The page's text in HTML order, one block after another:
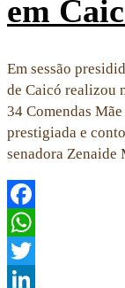
em
Em sessão
de Caicó realizou
34 Comendas
prestigiada e
senadora
Facebook
WhatsApp
Twitter